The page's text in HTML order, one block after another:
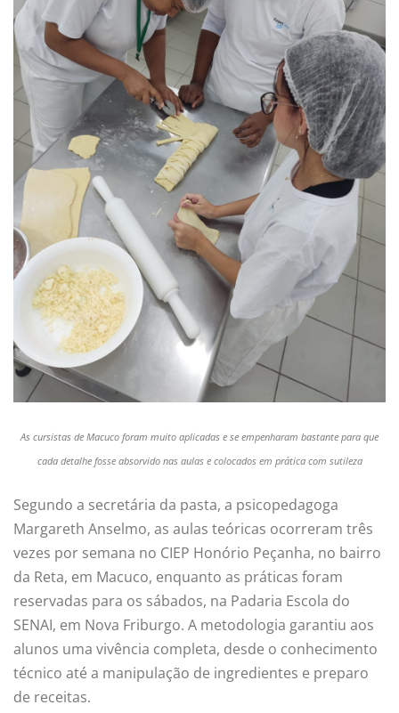
As cursistas de Macuco foram muito aplicadas e se empenharam bastante para que
cada detalhe fosse absorvido nas aulas e colocados em prática com sutileza
Segundo a secretária da pasta, a psicopedagoga
Margareth Anselmo, as aulas teóricas ocorreram três
vezes por semana no CIEP Honório Peçanha, no bairro
da Reta, em Macuco, enquanto as práticas foram
reservadas para os sábados, na Padaria Escola do
SENAI, em Nova Friburgo. A metodologia garantiu aos
alunos uma vivência completa, desde o conhecimento
técnico até a manipulação de ingredientes e preparo
de receitas.